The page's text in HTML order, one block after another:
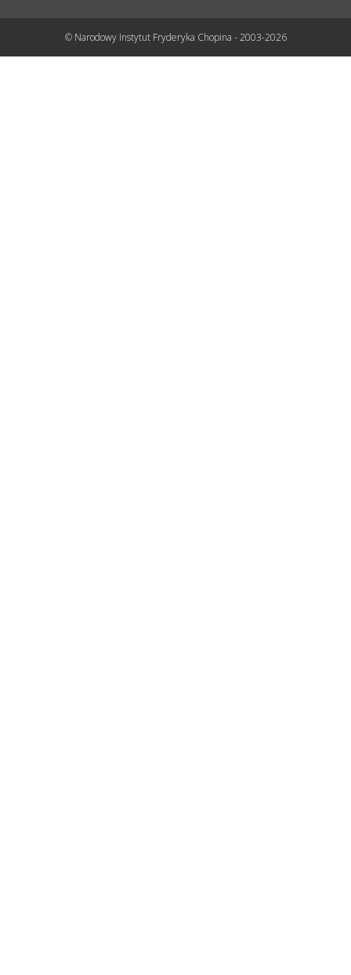
© Narodowy Instytut Fryderyka Chopina - 2003-2026